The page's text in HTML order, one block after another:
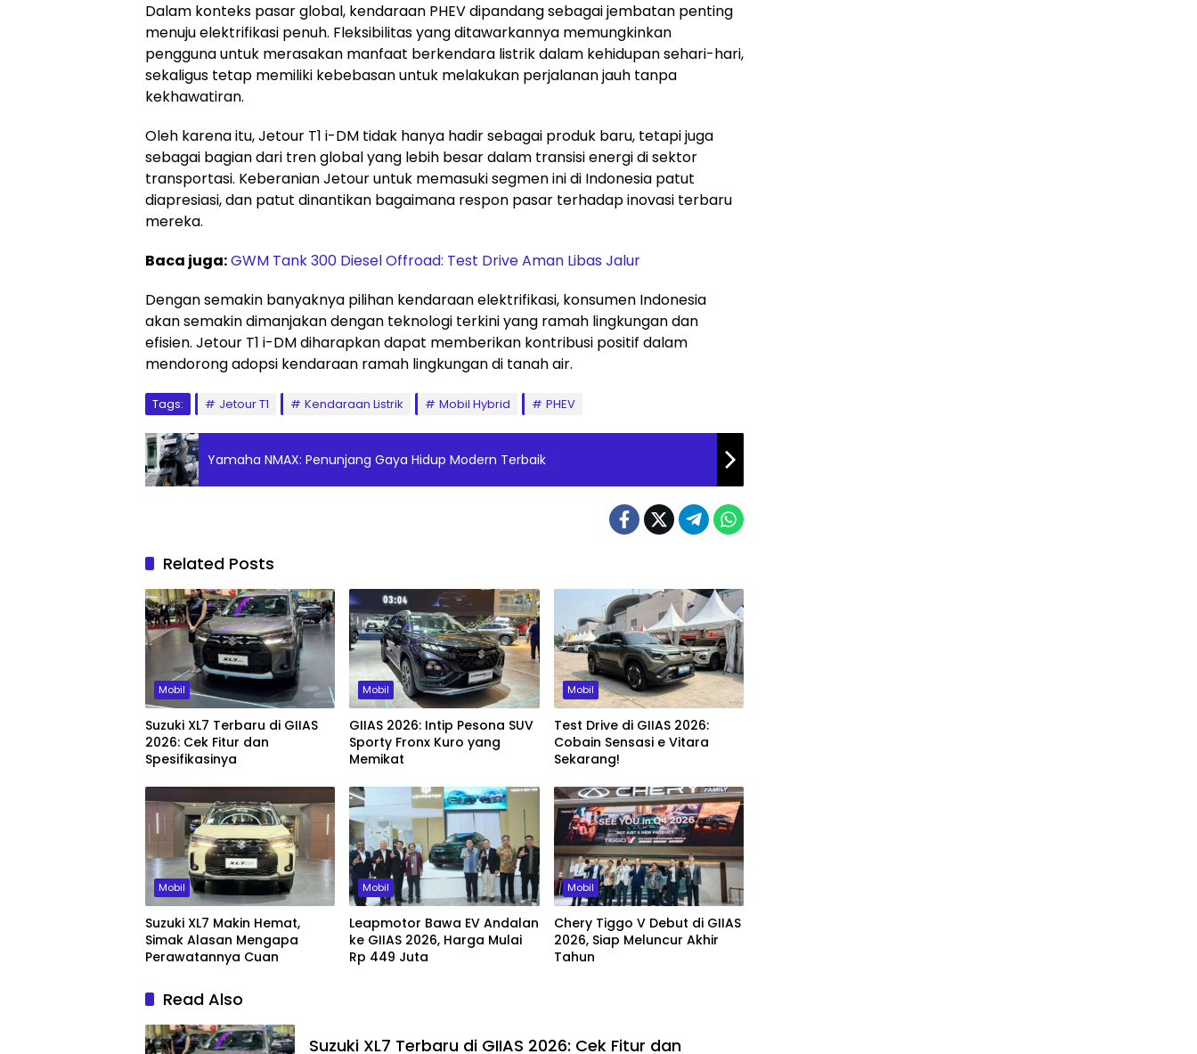
Dalam konteks pasar global, kendaraan PHEV dipandang sebagai jembatan penting
menuju elektrifikasi penuh. Fleksibilitas yang ditawarkannya memungkinkan
pengguna untuk merasakan manfaat berkendara listrik dalam kehidupan sehari-hari,
sekaligus tetap memiliki kebebasan untuk melakukan perjalanan jauh tanpa
kekhawatiran.
Oleh karena itu, Jetour T1 i-DM tidak hanya hadir sebagai produk baru, tetapi juga
sebagai bagian dari tren global yang lebih besar dalam transisi energi di sektor
transportasi. Keberanian Jetour untuk memasuki segmen ini di Indonesia patut
diapresiasi, dan patut dinantikan bagaimana respon pasar terhadap inovasi terbaru
mereka.
Baca juga:GWM Tank 300 Diesel Offroad: Test Drive Aman Libas Jalur
Dengan semakin banyaknya pilihan kendaraan elektrifikasi, konsumen Indonesia
akan semakin dimanjakan dengan teknologi terkini yang ramah lingkungan dan
efisien. Jetour T1 i-DM diharapkan dapat memberikan kontribusi positif dalam
mendorong adopsi kendaraan ramah lingkungan di tanah air.
Tags: Jetour T1 Kendaraan Listrik Mobil Hybrid PHEV
Yamaha NMAX: Penunjang Gaya Hidup Modern Terbaik
Related Posts
Mobil
Suzuki XL7 Terbaru di GIIAS
2026: Cek Fitur dan
Spesifikasinya
Mobil
GIIAS 2026: Intip Pesona SUV
Sporty Fronx Kuro yang
Memikat
Mobil
Test Drive di GIIAS 2026:
Cobain Sensasi e Vitara
Sekarang!
Mobil
Suzuki XL7 Makin Hemat,
Simak Alasan Mengapa
Perawatannya Cuan
Mobil
Leapmotor Bawa EV Andalan
ke GIIAS 2026, Harga Mulai
Rp 449 Juta
Mobil
Chery Tiggo V Debut di GIIAS
2026, Siap Meluncur Akhir
Tahun
Read Also
Suzuki XL7 Terbaru di GIIAS 2026: Cek Fitur dan